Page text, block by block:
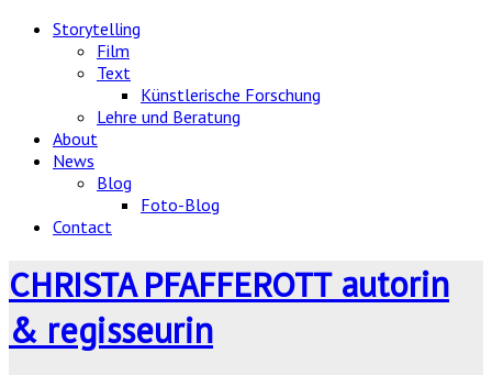
Storytelling
Film
Text
Künstlerische Forschung
Lehre und Beratung
About
News
Blog
Foto-Blog
Contact
CHRISTA PFAFFEROTT autorin
& regisseurin